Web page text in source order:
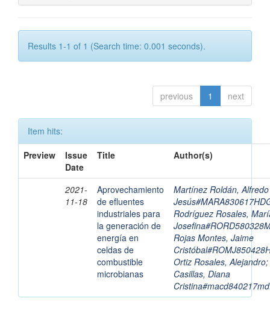
Results 1-1 of 1 (Search time: 0.001 seconds).
previous 1 next
Item hits:
Preview
Issue
Date
Title Author(s)
2021-
11-18
Aprovechamiento
de efluentes
industriales para
la generación de
energía en
celdas de
combustible
microbianas
Martínez Roldán,
Rodríguez Rosales,
Rojas Montes, Jaime
Ortiz Rosales, Alejandro;
Casillas, Diana